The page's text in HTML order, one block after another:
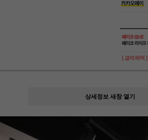
[ 결제혜택 ]
상세정보 새창 열기